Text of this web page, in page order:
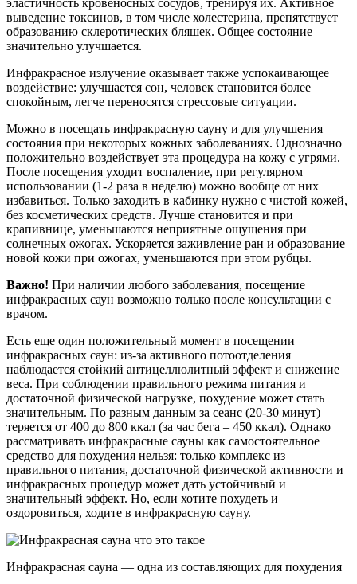
выведение токсинов, в том числе холестерина, препятствует
образованию склеротических бляшек. Общее состояние
значительно улучшается.
Инфракрасное излучение оказывает также успокаивающее
воздействие: улучшается сон, человек становится более
спокойным, легче переносятся стрессовые ситуации.
Можно в посещать инфракрасную сауну и для улучшения
состояния при некоторых кожных заболеваниях. Однозначно
положительно воздействует эта процедура на кожу с угрями.
После посещения уходит воспаление, при регулярном
использовании (1-2 раза в неделю) можно вообще от них
избавиться. Только заходить в кабинку нужно с чистой кожей,
без косметических средств. Лучше становится и при
крапивнице, уменьшаются неприятные ощущения при
солнечных ожогах. Ускоряется заживление ран и образование
новой кожи при ожогах, уменьшаются при этом рубцы.
Важно! При наличии любого заболевания, посещение
инфракрасных саун возможно только после консультации с
врачом.
Есть еще один положительный момент в посещении
инфракрасных саун: из-за активного потоотделения
наблюдается стойкий антицеллюлитный эффект и снижение
веса. При соблюдении правильного режима питания и
достаточной физической нагрузке, похудение может стать
значительным. По разным данным за сеанс (20-30 минут)
теряется от 400 до 800 ккал (за час бега – 450 ккал). Однако
рассматривать инфракрасные сауны как самостоятельное
средство для похудения нельзя: только комплекс из
правильного питания, достаточной физической активности и
инфракрасных процедур может дать устойчивый и
значительный эффект. Но, если хотите похудеть и
оздоровиться, ходите в инфракрасную сауну.
Инфракрасная сауна — одна из составляющих для похудения